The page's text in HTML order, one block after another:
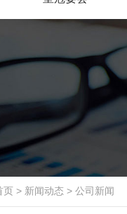
页 > 新闻动态 > 公司新闻